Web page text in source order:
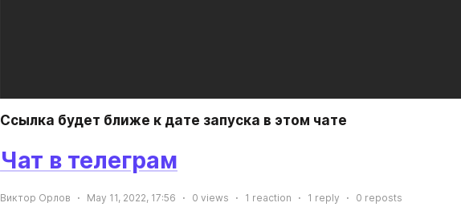
Ссылка будет ближе к дате запуска в этом чате
Чат в телеграм
Виктор Орлов May 11, 2022, 17:56 0 views 1 reaction 1 reply 0 reposts